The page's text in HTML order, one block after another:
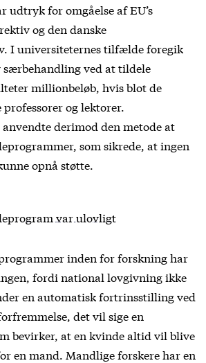
udtryk for omgåelse af EU’s
og den danske
I universiteternes tilfælde foregik
ved at tildele
millionbeløb, hvis blot de
og lektorer.
derimod den metode at
som sikrede, at ingen
opnå støtte.
var ulovligt
inden for forskning har
fordi national lovgivning ikke
en automatisk fortrinsstilling ved
det vil sige en
bevirker, at en kvinde altid vil blive
en mand. Mandlige forskere har en